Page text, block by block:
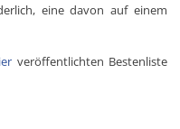
eine davon auf einem
veröffentlichten Bestenliste